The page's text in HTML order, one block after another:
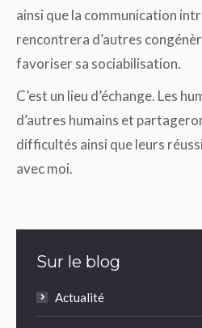
ainsi que la communication
rencontrera d’autres
favoriser sa sociabilisation.
C’est un lieu d’échange. Les
d’autres humains et
difficultés ainsi que leurs
avec moi.
Sur le blog
Actualité